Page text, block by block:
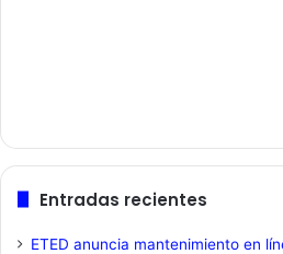
Entradas recientes
ETED anuncia mantenimiento en